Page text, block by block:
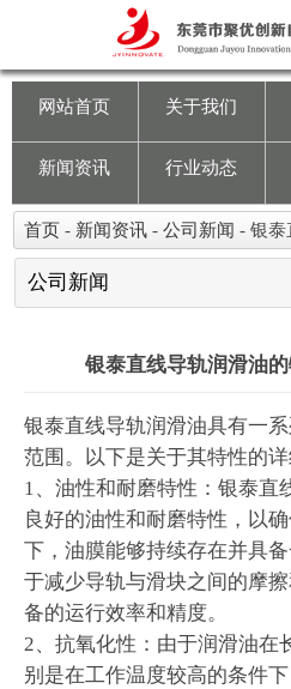
网站首页 关于我们
新闻资讯 行业动态
首页 - 新闻资讯 - 公司新闻 - 银泰
公司新闻
银泰直线导轨润滑油
银泰直线导轨润滑油具有一
范围。以下是关于其特性的详
1、油性和耐磨特性：银泰直
良好的油性和耐磨特性，以
下，油膜能够持续存在并具
于减少导轨与滑块之间的摩
备的运行效率和精度。
2、抗氧化性：由于润滑油在
别是在工作温度较高的条件